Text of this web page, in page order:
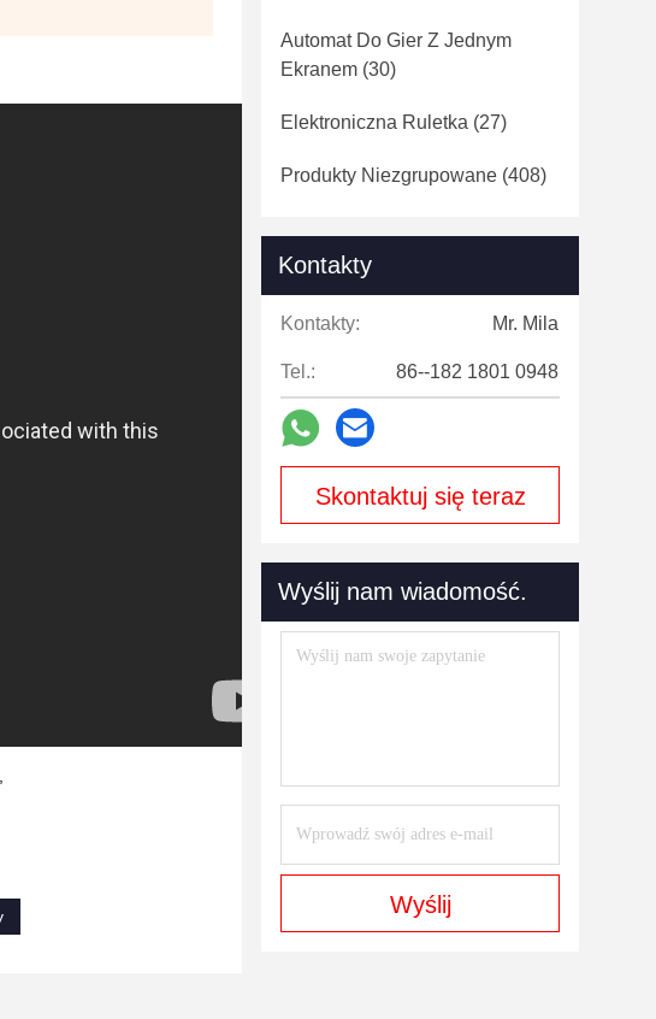
Automat Do Gier Z Jednym
Ekranem (30)
Elektroniczna Ruletka (27)
Produkty Niezgrupowane (408)
Kontakty
Kontakty: Mr. Mila
Tel.: 86--182 1801 0948
Skontaktuj się teraz
Wyślij nam wiadomość.
Wyślij